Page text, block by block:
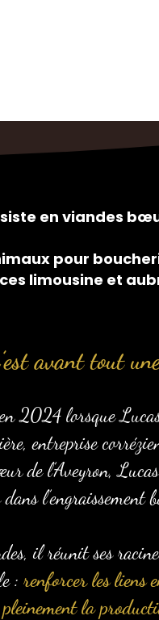
en viandes
pour
limousine et
avant tout
2024 lorsque
entreprise
de l’Aveyron,
dans
il réunit ses
: renforcer les liens
la